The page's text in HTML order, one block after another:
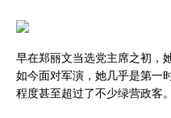
早在郑丽文当选党主席之初，
如今面对军演，她几乎是第一
程度甚至超过了不少绿营政客。